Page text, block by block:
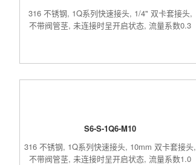
316 不锈钢, 1Q系列快速接头, 1/4" 双卡套接头,
不带阀管茎, 未连接时呈开启状态, 流量系数0.3
S6-S-1Q6-M10
316 不锈钢, 1Q系列快速接头, 10mm 双卡套接头,
不带阀管茎, 未连接时呈开启状态, 流量系数1.0